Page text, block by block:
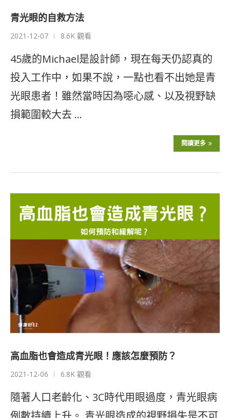
青光眼的自救方法
2021-12-07 8.6K 觀看
45歲的Michael是設計師，現在每天仍認真的
投入工作中，如果不說，一點也看不出她是青
光眼患者！雖然當時因為噁心感、以及視野缺
損範圍較大去 …
閱讀更多
高血脂也會造成青光眼！應該怎麼預防？
2021-12-06 6.8K 觀看
隨著人口老齡化、3C時代用眼過度，青光眼病